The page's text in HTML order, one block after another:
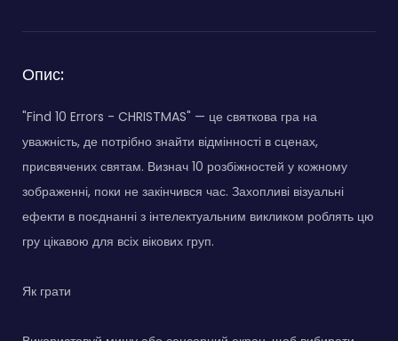
Опис:
"Find 10 Errors - CHRISTMAS" — це святкова гра на
уважність, де потрібно знайти відмінності в сценах,
присвячених святам. Визнач 10 розбіжностей у кожному
зображенні, поки не закінчився час. Захопливі візуальні
ефекти в поєднанні з інтелектуальним викликом роблять цю
гру цікавою для всіх вікових груп.
Як грати